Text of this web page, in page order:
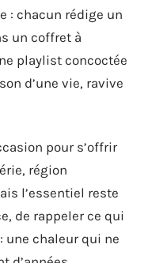
: chacun rédige un
un coffret à
playlist concoctée
d’une vie, ravive
pour s’offrir
région
l’essentiel reste
de rappeler ce qui
une chaleur qui ne